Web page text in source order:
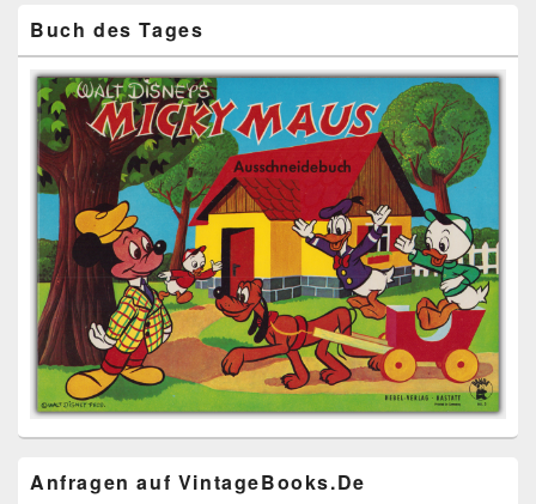
Buch des Tages
Anfragen auf VintageBooks.De